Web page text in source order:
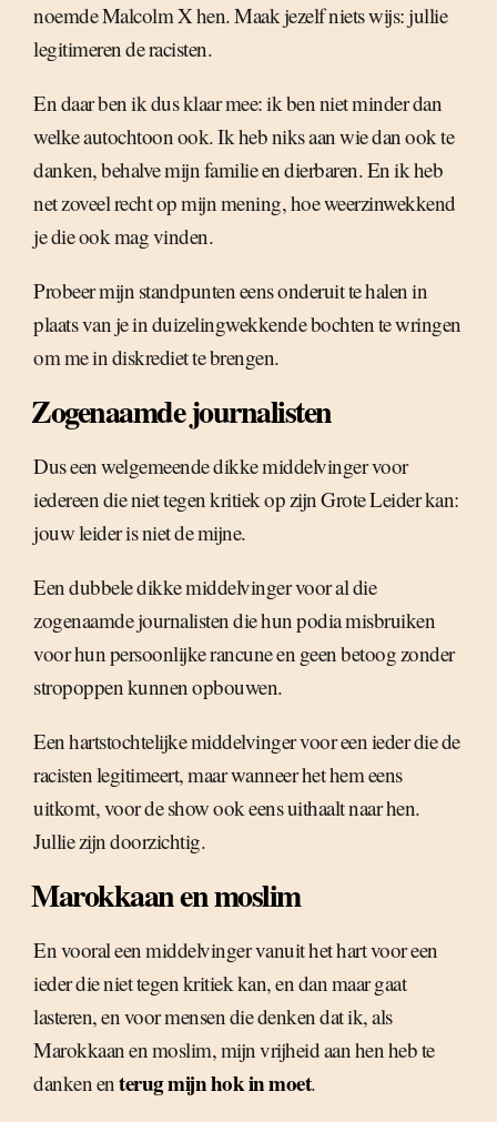
noemde Malcolm X hen. Maak jezelf niets wijs: jullie
legitimeren de racisten.
En daar ben ik dus klaar mee: ik ben niet minder dan
welke autochtoon ook. Ik heb niks aan wie dan ook te
danken, behalve mijn familie en dierbaren. En ik heb
net zoveel recht op mijn mening, hoe weerzinwekkend
je die ook mag vinden.
Probeer mijn standpunten eens onderuit te halen in
plaats van je in duizelingwekkende bochten te wringen
om me in diskrediet te brengen.
Zogenaamde journalisten
Dus een welgemeende dikke middelvinger voor
iedereen die niet tegen kritiek op zijn Grote Leider kan:
jouw leider is niet de mijne.
Een dubbele dikke middelvinger voor al die
zogenaamde journalisten die hun podia misbruiken
voor hun persoonlijke rancune en geen betoog zonder
stropoppen kunnen opbouwen.
Een hartstochtelijke middelvinger voor een ieder die de
racisten legitimeert, maar wanneer het hem eens
uitkomt, voor de show ook eens uithaalt naar hen.
Jullie zijn doorzichtig.
Marokkaan en moslim
En vooral een middelvinger vanuit het hart voor een
ieder die niet tegen kritiek kan, en dan maar gaat
lasteren, en voor mensen die denken dat ik, als
Marokkaan en moslim, mijn vrijheid aan hen heb te
danken enterug mijn hok in moet.